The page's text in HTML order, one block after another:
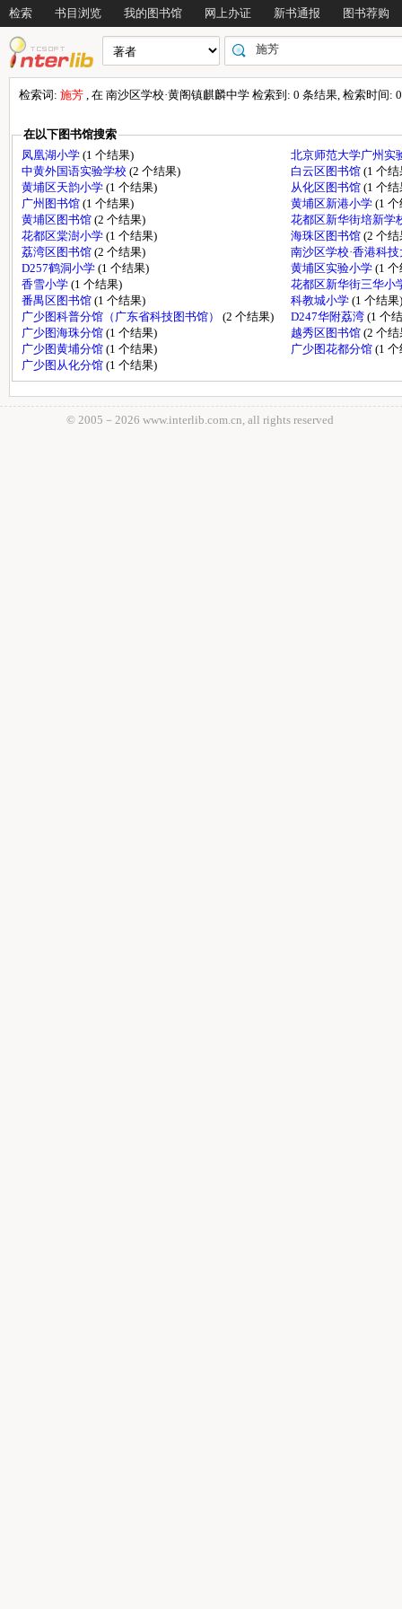
检索 书目浏览 我的图书馆 网上办证 新书通报 图书荐购
检索词: 施芳 , 在 南沙区学校·黄阁镇麒麟中学 检索到: 0 条结果, 检索时间:
在以下图书馆搜索
凤凰湖小学 (1 个结果)
北京师范大学广州实
中黄外国语实验学校 (2 个结果) 白云区图书馆 (1 个结
黄埔区天韵小学 (1 个结果) 从化区图书馆 (1 个结
广州图书馆 (1 个结果) 黄埔区新港小学 (1
黄埔区图书馆 (2 个结果)
花都区新华街培新学
花都区棠澍小学 (1 个结果) 海珠区图书馆 (2 个结
荔湾区图书馆 (2 个结果)
南沙区学校·香港科
D257鹤洞小学 (1 个结果) 黄埔区实验小学 (1
香雪小学 (1 个结果)
花都区新华街三华小
番禺区图书馆 (1 个结果) 科教城小学 (1 个结果)
广少图科普分馆（广东省科技图书馆） (2 个结果) D247华附荔湾 (1 个
广少图海珠分馆 (1 个结果) 越秀区图书馆 (2 个结
广少图黄埔分馆 (1 个结果) 广少图花都分馆 (1
广少图从化分馆 (1 个结果)
© 2005－ 2026 www.interlib.com.cn, all rights reserved